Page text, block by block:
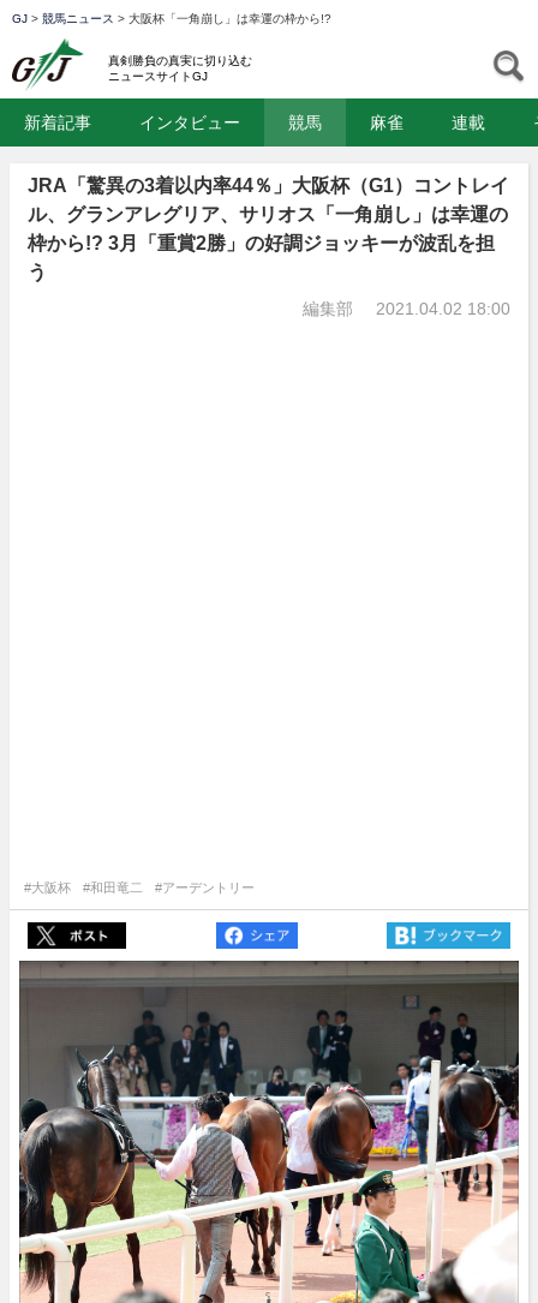
GJ > 競馬ニュース > 大阪杯「一角崩し」は幸運の枠から!?
真剣勝負の真実に切り込む
ニュースサイトGJ
新着記事 インタビュー 競馬 麻雀 連載
JRA「驚異の3着以内率44％」大阪杯（G1）コントレイ
ル、グランアレグリア、サリオス「一角崩し」は幸運の
枠から!? 3月「重賞2勝」の好調ジョッキーが波乱を担
う
編集部 2021.04.02 18:00
#大阪杯 #和田竜二 #アーデントリー